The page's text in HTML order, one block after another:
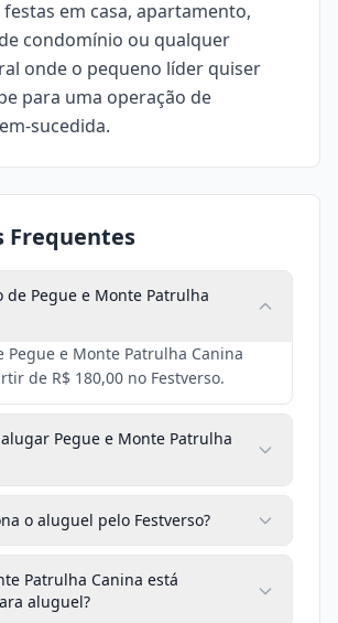
em casa, apartamento,
condomínio ou qualquer
onde o pequeno líder quiser
para uma operação de
sucedida.
Frequentes
de Pegue e Monte Patrulha
Pegue e Monte Patrulha Canina
de R$ 180,00 no Festverso.
Pegue e Monte Patrulha
o aluguel pelo Festverso?
Patrulha Canina está
aluguel?